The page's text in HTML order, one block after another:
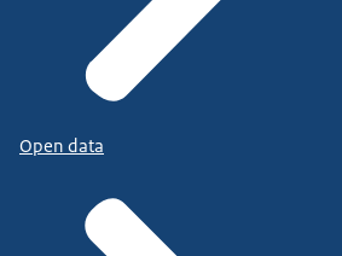
Open data